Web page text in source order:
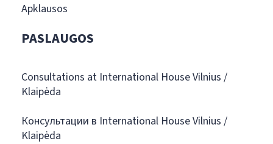
Apklausos
PASLAUGOS
Consultations at International House Vilnius /
Klaipėda
Консультации в International House Vilnius /
Klaipėda